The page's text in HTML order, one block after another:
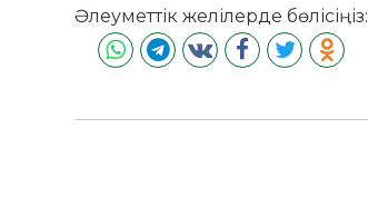
Әлеуметтік желілерде бөлісіңіз: